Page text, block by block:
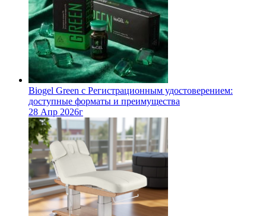
Biogel Green с Регистрационным удостоверением:
доступные форматы и преимущества
28 Апр 2026г